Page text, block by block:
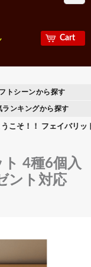
Cart
トシーンから探す
ランキングから探す
！ フェイバリッ
フト
ギフトンキング
4種6個入
ント対応